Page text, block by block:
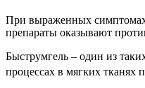
При выраженных симптомах
препараты оказывают
Быструмгель – один из
процессах в мягких тканях